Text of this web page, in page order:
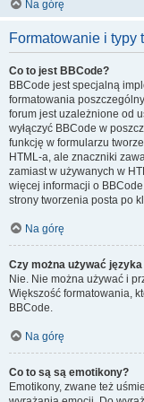
Na górę
Formatowanie i typy
Co to jest BBCode?
BBCode jest specjalną
formatowania
forum jest uzależnione od
wyłączyć BBCode w
funkcję w formularzu
HTML-a, ale znaczniki
zamiast w używanych w
więcej informacji o
strony tworzenia posta po
Na górę
Czy można używać języka
Nie. Nie można używać i
Większość formatowania,
BBCode.
Na górę
Co to są są emotikony?
Emotikony, zwane też